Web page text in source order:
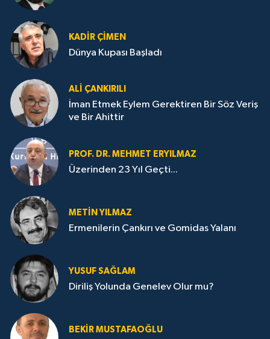
KADIR ÇIMEN
Dünya Kupası Başladı
ALI ÇANKIRILI
İman Etmek Eylem Gerektiren Bir Söz Veriş
ve Bir Ahittir
PROF. DR. MEHMET ERYILMAZ
Üzerinden 23 Yıl Geçti...
METIN YILMAZ
Ermenilerin Çankırı ve Gomidas Yalanı
YUSUF SAĞLAM
Diriliş Yolunda Genelev Olur mu?
BEKIR MUSTAFAOĞLU